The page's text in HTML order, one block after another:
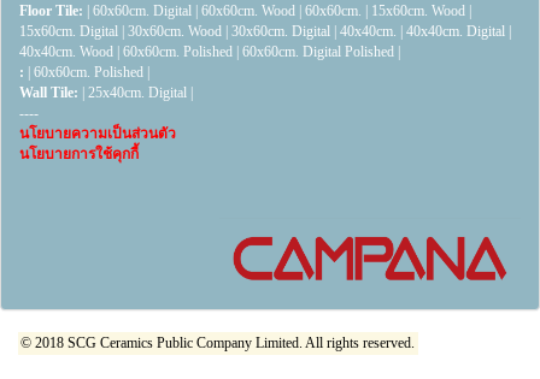
Floor Tile:
60x60cm. Digital 60x60cm. Wood 60x60cm. 15x60cm. Wood
15x60cm. Digital 30x60cm. Wood 30x60cm. Digital 40x40cm. 40x40cm. Digital
40x40cm. Wood 60x60cm. Polished 60x60cm. Digital Polished
:
60x60cm. Polished
Wall Tile:
25x40cm. Digital
----
นโยบายความเป็นส่วนตัว
นโยบายการใช้คุกกี้
© 2018 SCG Ceramics Public Company Limited. All rights reserved.